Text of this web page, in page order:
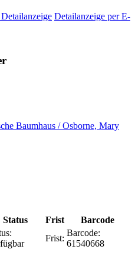
Detailanzeige per E-
Baumhaus / Osborne, Mary
Status Frist
Barcode
Frist:
Barcode:
61540668